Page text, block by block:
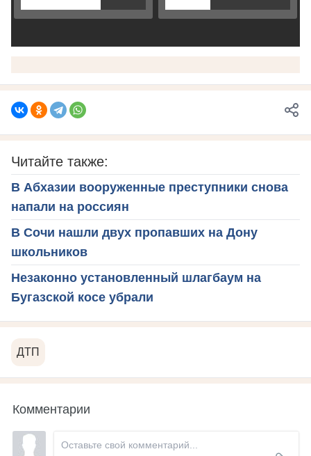
Читайте также:
В Абхазии вооруженные преступники снова
напали на россиян
В Сочи нашли двух пропавших на Дону
школьников
Незаконно установленный шлагбаум на
Бугазской косе убрали
ДТП
Комментарии